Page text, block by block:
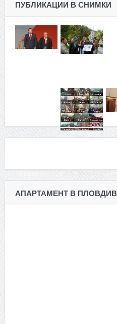
ПУБЛИКАЦИИ В СНИМКИ
АПАРТАМЕНТ В ПЛОВДИВ